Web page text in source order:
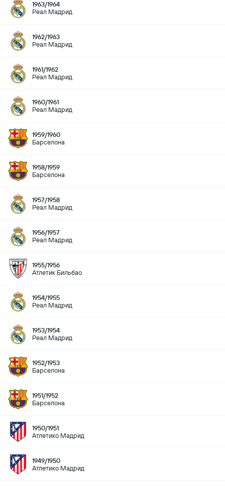
1963/1964
Реал Мадрид
1962/1963
Реал Мадрид
1961/1962
Реал Мадрид
1960/1961
Реал Мадрид
1959/1960
Барселона
1958/1959
Барселона
1957/1958
Реал Мадрид
1956/1957
Реал Мадрид
1955/1956
Атлетик Бильбао
1954/1955
Реал Мадрид
1953/1954
Реал Мадрид
1952/1953
Барселона
1951/1952
Барселона
1950/1951
Атлетико Мадрид
1949/1950
Атлетико Мадрид